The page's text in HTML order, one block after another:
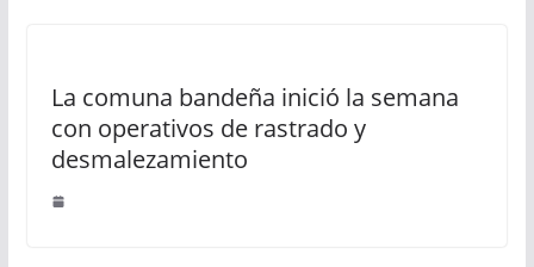
La comuna bandeña inició la semana
con operativos de rastrado y
desmalezamiento